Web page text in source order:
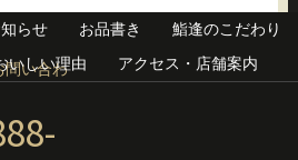
問い合わ
らせ お品書き
鮨逢のこだわり
いしい理由
アクセス・店舗案内